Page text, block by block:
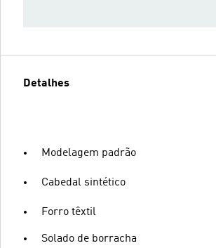
Detalhes
Modelagem padrão
Cabedal sintético
Forro têxtil
Solado de borracha